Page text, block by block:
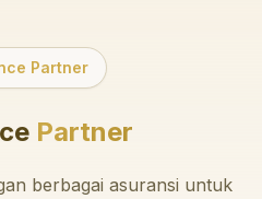
Partner
Partner
berbagai asuransi untuk